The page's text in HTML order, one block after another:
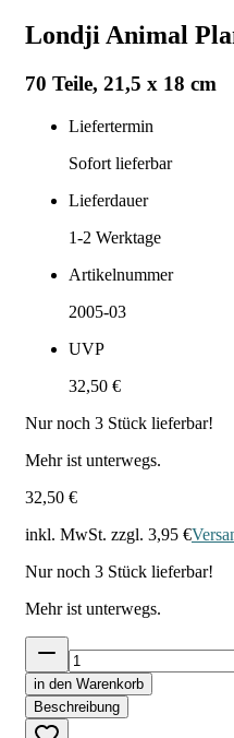
Londji Animal
70 Teile, 21,5 x 18 cm
Liefertermin
Sofort lieferbar
Lieferdauer
1-2 Werktage
Artikelnummer
2005-03
UVP
32,50 €
Nur noch 3 Stück lieferbar!
Mehr ist unterwegs.
32,50 €
inkl. MwSt. zzgl. 3,95 €
Nur noch 3 Stück lieferbar!
Mehr ist unterwegs.
in den Warenkorb
Beschreibung